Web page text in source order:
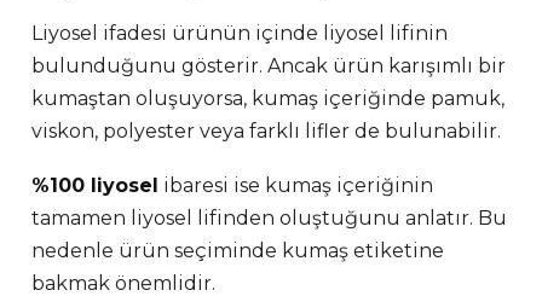
Liyosel ifadesi ürünün içinde liyosel lifinin
bulunduğunu gösterir. Ancak ürün karışımlı bir
kumaştan oluşuyorsa, kumaş içeriğinde pamuk,
viskon, polyester veya farklı lifler de bulunabilir.
%100 liyosel ibaresi ise kumaş içeriğinin
tamamen liyosel lifinden oluştuğunu anlatır. Bu
nedenle ürün seçiminde kumaş etiketine
bakmak önemlidir.